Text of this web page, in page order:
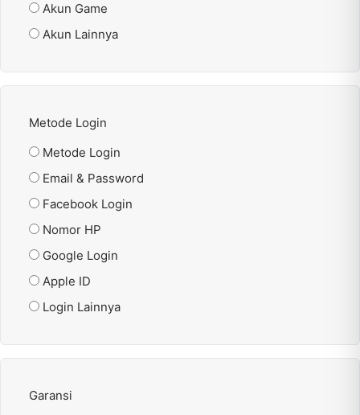
Akun Game
Akun Lainnya
Metode Login
Metode Login
Email & Password
Facebook Login
Nomor HP
Google Login
Apple ID
Login Lainnya
Garansi